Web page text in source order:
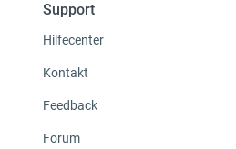
Support
Hilfecenter
Kontakt
Feedback
Forum